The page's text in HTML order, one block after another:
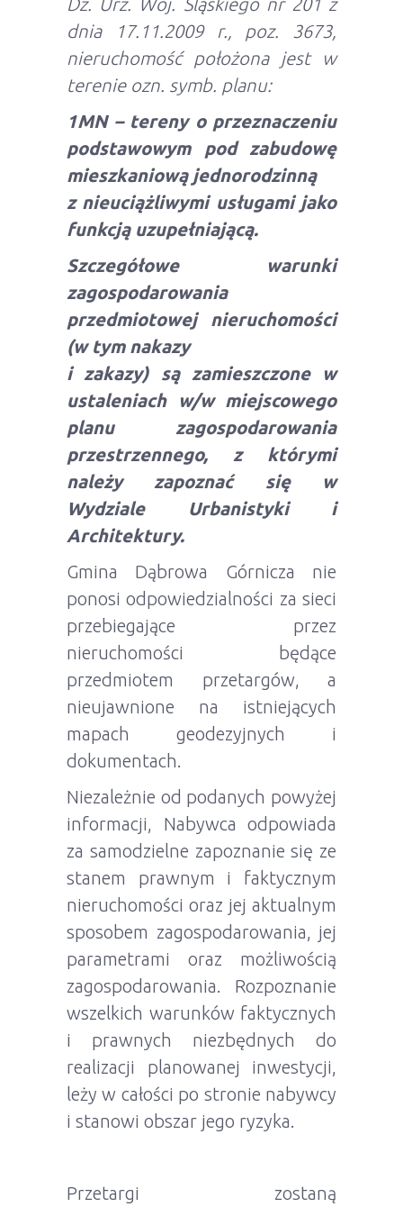
Dz. Urz. Woj. Śląskiego nr 201 z
dnia 17.11.2009 r., poz. 3673,
nieruchomość położona jest w
terenie ozn. symb. planu:
1MN – tereny o przeznaczeniu
podstawowym pod zabudowę
mieszkaniową jednorodzinną
z nieuciążliwymi usługami jako
funkcją uzupełniającą.
Szczegółowe warunki
zagospodarowania
przedmiotowej nieruchomości
(w tym nakazy
i zakazy) są zamieszczone w
ustaleniach w/w miejscowego
planu zagospodarowania
przestrzennego, z którymi
należy zapoznać się w
Wydziale Urbanistyki i
Architektury.
Gmina Dąbrowa Górnicza nie
ponosi odpowiedzialności za sieci
przebiegające przez
nieruchomości będące
przedmiotem przetargów, a
nieujawnione na istniejących
mapach geodezyjnych i
dokumentach.
Niezależnie od podanych powyżej
informacji, Nabywca odpowiada
za samodzielne zapoznanie się ze
stanem prawnym i faktycznym
nieruchomości oraz jej aktualnym
sposobem zagospodarowania, jej
parametrami oraz możliwością
zagospodarowania. Rozpoznanie
wszelkich warunków faktycznych
i prawnych niezbędnych do
realizacji planowanej inwestycji,
leży w całości po stronie nabywcy
i stanowi obszar jego ryzyka.
Przetargi zostaną